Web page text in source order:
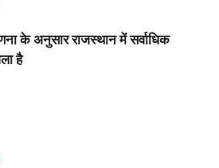
के अनुसार राजस्थान में सर्वाधिक
है